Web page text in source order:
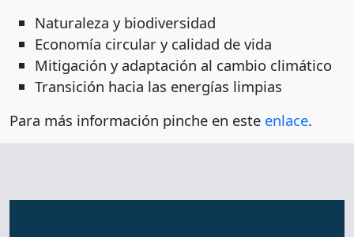
Naturaleza y biodiversidad
Economía circular y calidad de vida
Mitigación y adaptación al cambio climático
Transición hacia las energías limpias
Para más información pinche en este enlace.